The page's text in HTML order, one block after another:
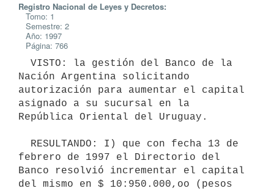
Registro Nacional de Leyes y Decretos:
Tomo: 1
Semestre: 2
Año: 1997
Página: 766
Nación Argentina solicitando
autorización para aumentar el capital
asignado a su sucursal en la
República Oriental del Uruguay.
febrero de 1997 el Directorio del
Banco resolvió incrementar el capital
del mismo en $ 10:950.000,oo (pesos